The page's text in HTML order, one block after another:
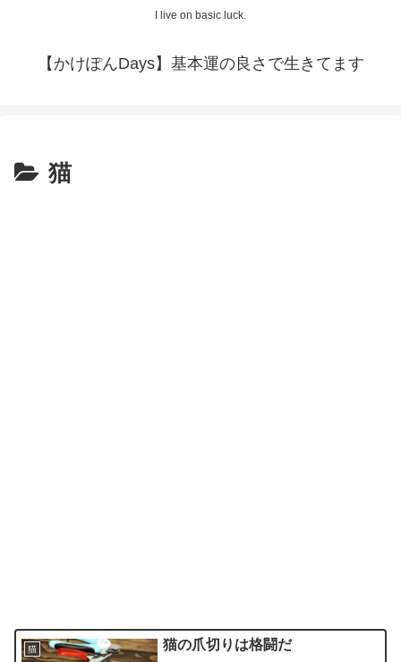
I live on basic luck.
【かけぽんDays】基本運の良さで生きてます
猫
猫 猫の爪切りは格闘だ